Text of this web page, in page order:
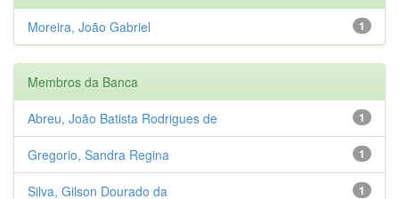
1
Moreira, João Gabriel
Membros da Banca
1
Abreu, João Batista Rodrigues de
1
Gregorio, Sandra Regina
1
Silva, Gilson Dourado da